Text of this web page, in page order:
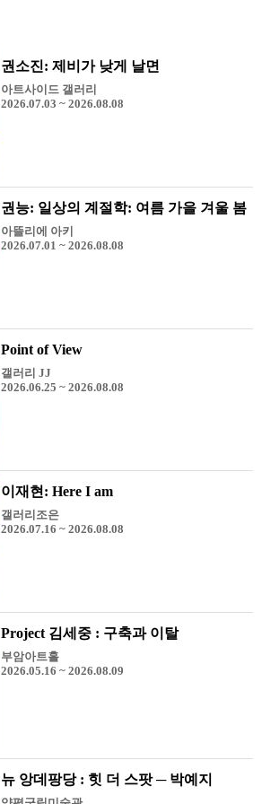
권소진: 제비가 낮게 날면
아트사이드 갤러리
2026.07.03 ~ 2026.08.08
권능: 일상의 계절학: 여름 가을 겨울 봄
아뜰리에 아키
2026.07.01 ~ 2026.08.08
Point of View
갤러리 JJ
2026.06.25 ~ 2026.08.08
이재현: Here I am
갤러리조은
2026.07.16 ~ 2026.08.08
Project 김세중 : 구축과 이탈
부암아트홀
2026.05.16 ~ 2026.08.09
뉴 앙데팡당 : 힛 더 스팟 ─ 박예지